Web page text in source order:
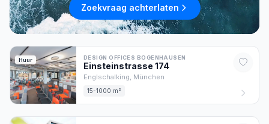
Zoekvraag achterlaten
Huur DESIGN OFFICES BOGENHAUSEN
Einsteinstrasse 174
Englschalking, München
15-1000 m²